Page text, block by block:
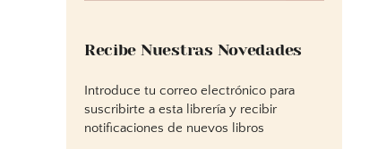
Recibe Nuestras Novedades
Introduce tu correo electrónico para
suscribirte a esta librería y recibir
notificaciones de nuevos libros